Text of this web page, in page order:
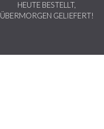
HEUTE BESTELLT,
ÜBERMORGEN GELIEFERT!